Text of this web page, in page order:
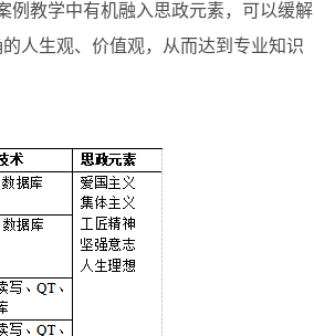
例教学中有机融入思政元素，可以缓解
人生观、价值观，从而达到专业知识